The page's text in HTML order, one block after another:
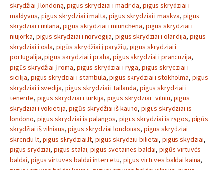
skrydžiai į londoną, pigus skrydziai i madrida, pigus skrydziai i
maldyvus, pigus skrydziai i malta, pigus skrydziai i maskva, pigus
skrydziai i milana, pigus skrydziai i miunchena, pigus skrydziai i
niujorka, pigus skrydziai i norvegija, pigus skrydziai i olandija, pigus
skrydziai i osla, pigūs skrydžiai į paryžių, pigus skrydziai i
portugalija, pigus skrydziai i praha, pigus skrydziai i prancuzija,
pigūs skrydžiai į romą, pigus skrydziai i ryga, pigus skrydziai i
sicilija, pigus skrydziai i stambula, pigus skrydziai i stokholma, pigus
skrydziai i svedija, pigus skrydziai i tailanda, pigus skrydziai i
tenerife, pigus skrydziai i turkija, pigus skrydziai i vilniu, pigus
skrydziai i vokietija, pigūs skrydžiai iš kauno, pigus skrydziai is
londono, pigus skrydziai is palangos, pigus skrydziai is rygos, pigūs
skrydžiai iš vilniaus, pigus skrydziai londonas, pigus skrydziai
skrendu lt, pigus skrydziai.lt, pigus skrydziu bilietai, pigus skydziai,
pigus srydziai, pigus stalai, pigus svetaines baldai, pigūs virtuvės
baldai, pigus virtuves baldai internetu, pigus virtuves baldai kaina,